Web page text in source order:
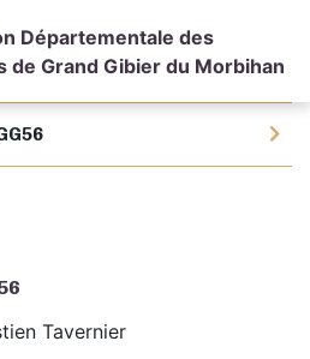
Départementale des
de Grand Gibier du Morbihan
Tavernier